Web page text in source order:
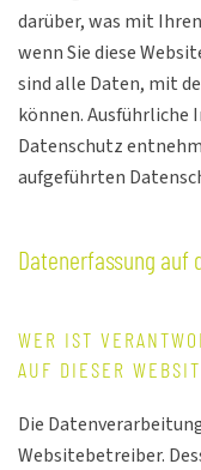
darüber, was mit
wenn Sie diese
sind alle Daten, mit
können.
Datenschutz
aufgeführten
Datenerfassung auf
WER IST
AUF DIESER
Die
Websitebetreiber.